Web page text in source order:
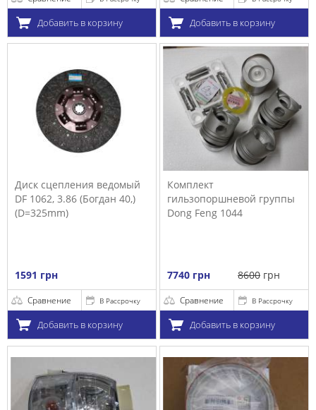
Добавить в корзину Добавить в корзину
Диск сцепления ведомый
DF 1062, 3.86 (Богдан 40,)
(D=325mm)
1591 грн
Сравнение В Рассрочку
Добавить в корзину
Комплект
гильзопоршневой группы
Dong Feng 1044
7740 грн 8600 грн
Сравнение В Рассрочку
Добавить в корзину